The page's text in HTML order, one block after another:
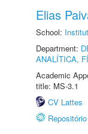
Elias
School:
Department:
ANALÍTICA,
Academic
title: MS-3.1
CV Lattes